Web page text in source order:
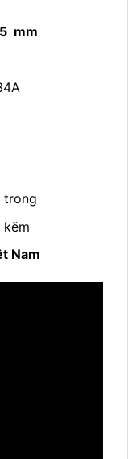
mm
trong
kẽm
Nam